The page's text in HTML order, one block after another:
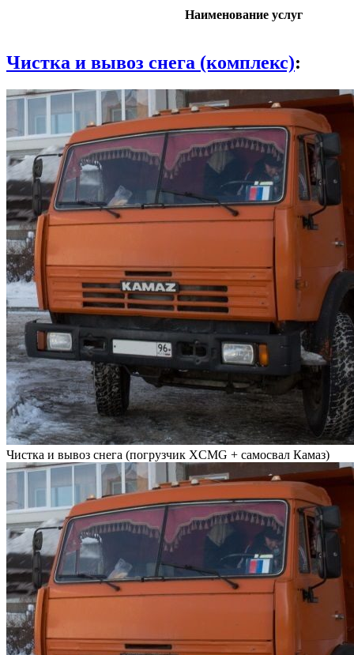
Наименование услуг
Чистка и вывоз снега (комплекс):
Чистка и вывоз снега (погрузчик XCMG + самосвал Камаз)